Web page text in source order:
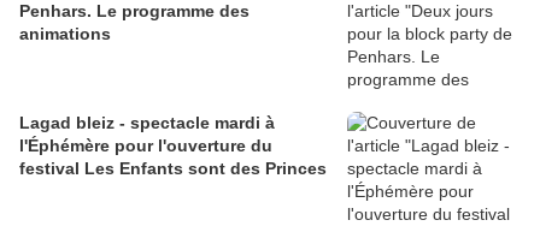
Penhars. Le programme des
animations
Lagad bleiz - spectacle mardi à
l'Éphémère pour l'ouverture du
festival Les Enfants sont des Princes